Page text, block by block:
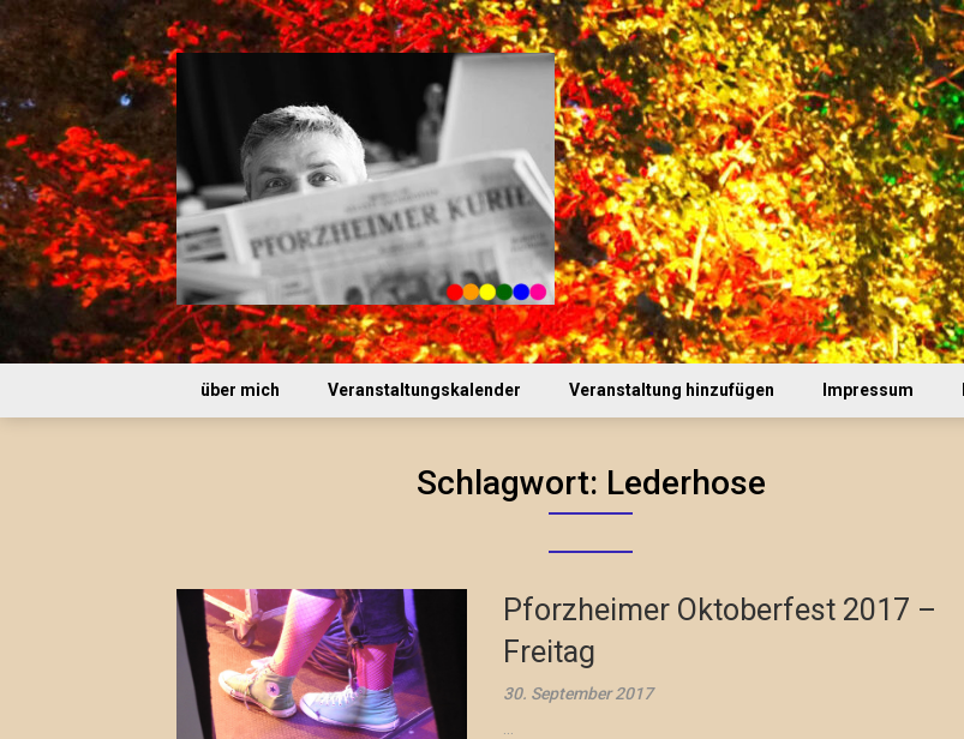
to
content
über mich Veranstaltungskalender Veranstaltung hinzufügen Impressum
Schlagwort: Lederhose
Pforzheimer Oktoberfest 2017 –
Freitag
30. September 2017